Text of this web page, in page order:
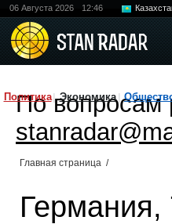
06 Августа 2026 12:46
Политика Экономика
По вопросам
Главная страница /
Германия,